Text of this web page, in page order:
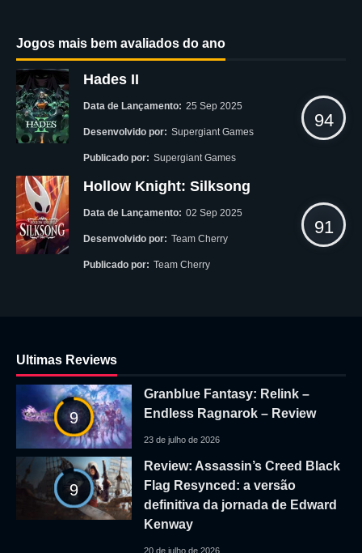
Jogos mais bem avaliados do ano
Hades II
Data de Lançamento: 25 Sep 2025
Desenvolvido por: Supergiant Games
Publicado por: Supergiant Games
94
Hollow Knight: Silksong
Data de Lançamento: 02 Sep 2025
Desenvolvido por: Team Cherry
Publicado por: Team Cherry
91
Ultimas Reviews
9
Granblue Fantasy: Relink –
Endless Ragnarok – Review
23 de julho de 2026
9
Review: Assassin’s Creed Black
Flag Resynced: a versão
definitiva da jornada de Edward
Kenway
20 de julho de 2026